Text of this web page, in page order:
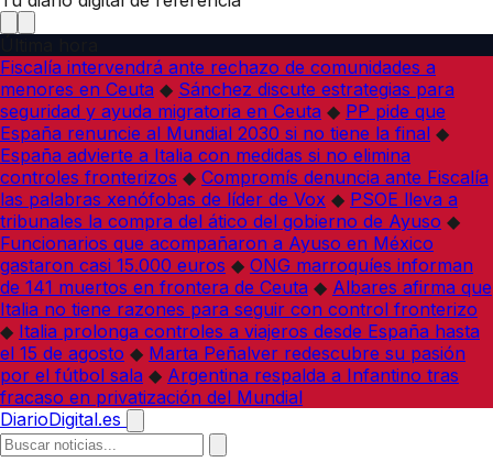
Fiscalía intervendrá ante rechazo de comunidades a
menores en Ceuta ◆ Sánchez discute estrategias para
seguridad y ayuda migratoria en Ceuta ◆ PP pide que
España renuncie al Mundial 2030 si no tiene la final ◆
España advierte a Italia con medidas si no elimina
controles fronterizos ◆ Compromís denuncia ante Fiscalía
las palabras xenófobas de líder de Vox ◆ PSOE lleva a
tribunales la compra del ático del gobierno de Ayuso ◆
Funcionarios que acompañaron a Ayuso en México
gastaron casi 15.000 euros ◆ ONG marroquíes informan
de 141 muertos en frontera de Ceuta ◆ Albares afirma que
Italia no tiene razones para seguir con control fronterizo
◆ Italia prolonga controles a viajeros desde España hasta
el 15 de agosto ◆ Marta Peñalver redescubre su pasión
por el fútbol sala ◆ Argentina respalda a Infantino tras
fracaso en privatización del Mundial
DiarioDigital.es